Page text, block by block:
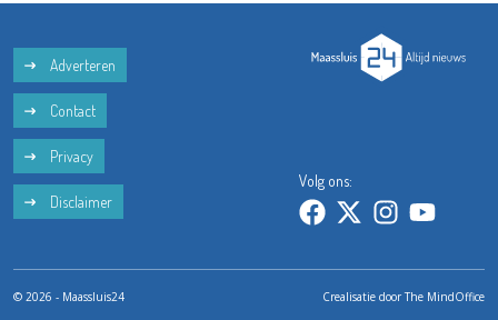
Adverteren
Contact
Privacy
Disclaimer
Volg ons:
© 2026 - Maassluis24 Crealisatie doorThe MindOffice